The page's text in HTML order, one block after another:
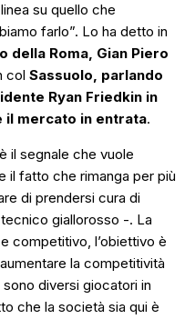
su quello che
farlo”. Lo ha detto in
della Roma, Gian Piero
col Sassuolo, parlando
Ryan Friedkin in
il mercato in entrata.
il segnale che vuole
il fatto che rimanga per più
di prendersi cura di
giallorosso -. La
competitivo, l’obiettivo è
la competitività
diversi giocatori in
che la società sia qui è